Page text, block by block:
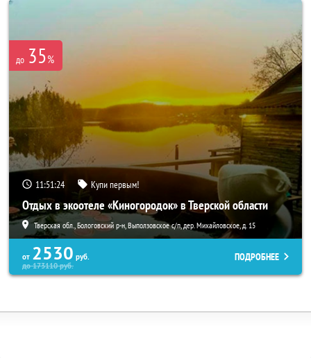
до 35%
11:51:20 Купи первым!
Отдых в экоотеле «Киногородок» в Тверской области
Тверская обл., Бологовский р-н, Выползовское с/п, дер. Михайловское, д. 15
от 2530 руб.
до173110руб.
ПОДРОБНЕЕ